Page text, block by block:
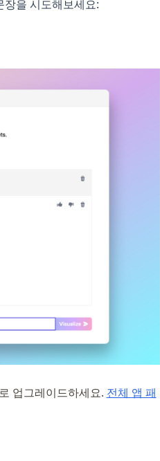
장을 시도해보세요:
업그레이드하세요. 전체 앱 패